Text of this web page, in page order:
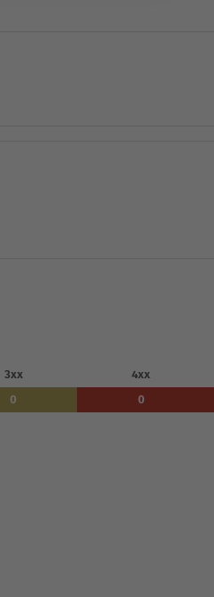
3xx 4xx
0 0